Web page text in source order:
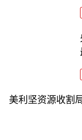
美利坚资源收割